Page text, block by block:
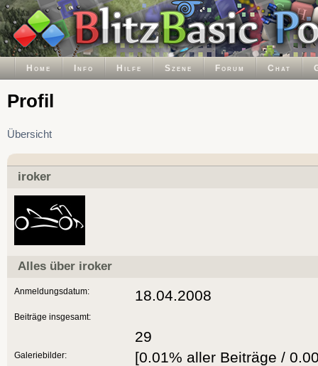
Home Info Hilfe Szene Forum Chat
Profil
Übersicht
iroker
Alles über iroker
Anmeldungsdatum:
Beiträge insgesamt:
Galeriebilder:
18.04.2008
29
[0.01% aller Beiträge /